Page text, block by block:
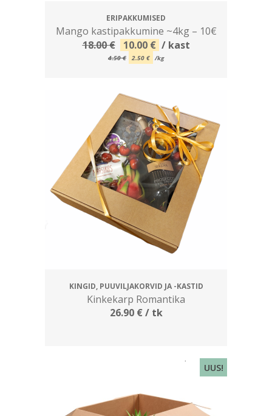
ERIPAKKUMISED
Mango kastipakkumine ~4kg – 10€
18.00€ Algne
hind
oli:
10.00 €Current
price
is:
/ kast
4.50€ 2.50 € /kg
KINGID, PUUVILJAKORVID JA -KASTID
Kinkekarp Romantika
26.90 €/ tk
UUS!